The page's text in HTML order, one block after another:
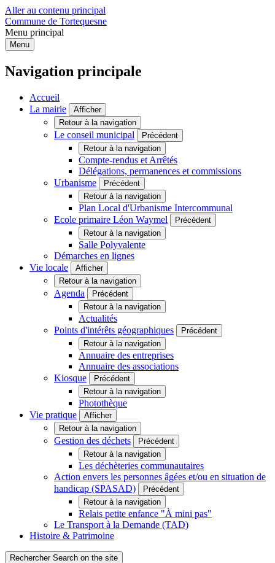
Aller au contenu principal
Commune de Tortequesne
Menu principal
Menu
Navigation principale
Accueil
La mairie
Afficher
Retour à la navigation
Le conseil municipal
Précédent
Retour à la navigation
Compte-rendus et Arrêtés
Délégations, permanences et commissions
Urbanisme
Précédent
Retour à la navigation
Plan Local d'Urbanisme Intercommunal
Ecole primaire Léon Waymel
Précédent
Retour à la navigation
Salle Polyvalente
Démarches en lignes
Vie locale
Afficher
Retour à la navigation
Agenda
Précédent
Retour à la navigation
Actualités
Points d'intérêts géographiques
Précédent
Retour à la navigation
Annuaire des entreprises
Annuaire des associations
Kiosque
Précédent
Retour à la navigation
Photothèque
Vie pratique
Afficher
Retour à la navigation
Gestion des déchets
Précédent
Retour à la navigation
Les déchèteries communautaires
Action envers les personnes âgées et/ou en situation de
handicap (SPASAD)
Précédent
Retour à la navigation
Relais petite enfance "À mini pas"
Le Transport à la Demande (TAD)
Histoire & Patrimoine
Rechercher Search on the site